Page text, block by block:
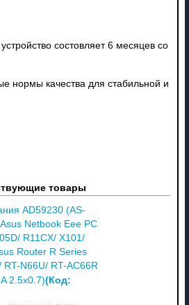
состовляет 6 месяцев со
нормы качества для стабильной и
товары
AD59230 (AS-
Netbook Eee PC
R11CX/ X101/
Router R Series
RT-N66U/ RT-AC66R
2.5x0.7)(Код: